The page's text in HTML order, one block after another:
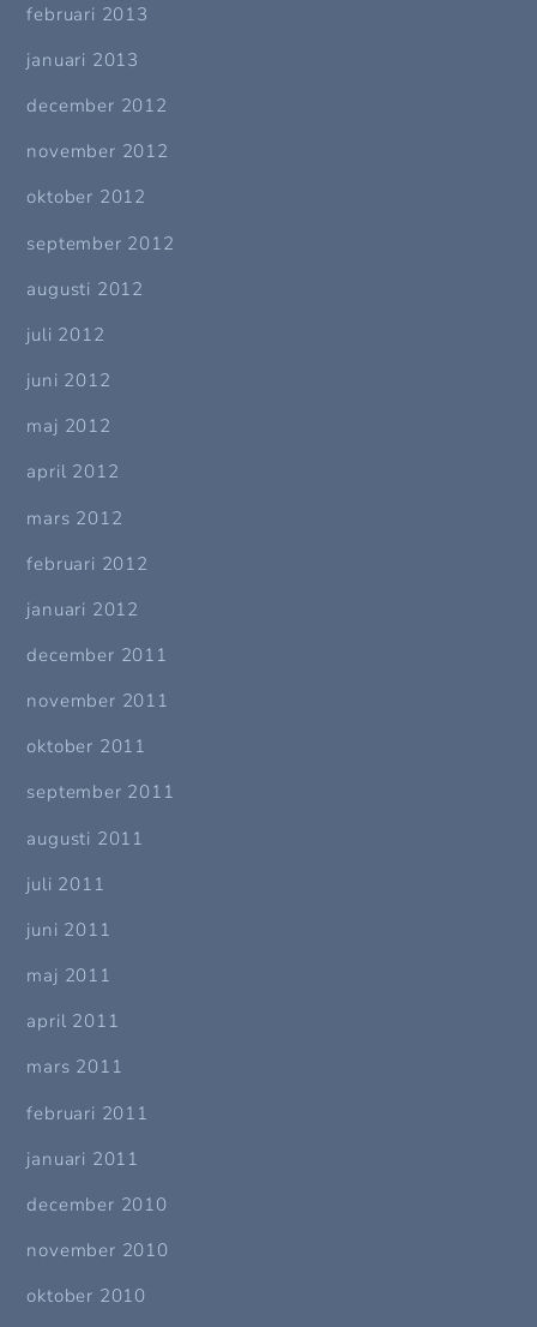
februari 2013
januari 2013
december 2012
november 2012
oktober 2012
september 2012
augusti 2012
juli 2012
juni 2012
maj 2012
april 2012
mars 2012
februari 2012
januari 2012
december 2011
november 2011
oktober 2011
september 2011
augusti 2011
juli 2011
juni 2011
maj 2011
april 2011
mars 2011
februari 2011
januari 2011
december 2010
november 2010
oktober 2010